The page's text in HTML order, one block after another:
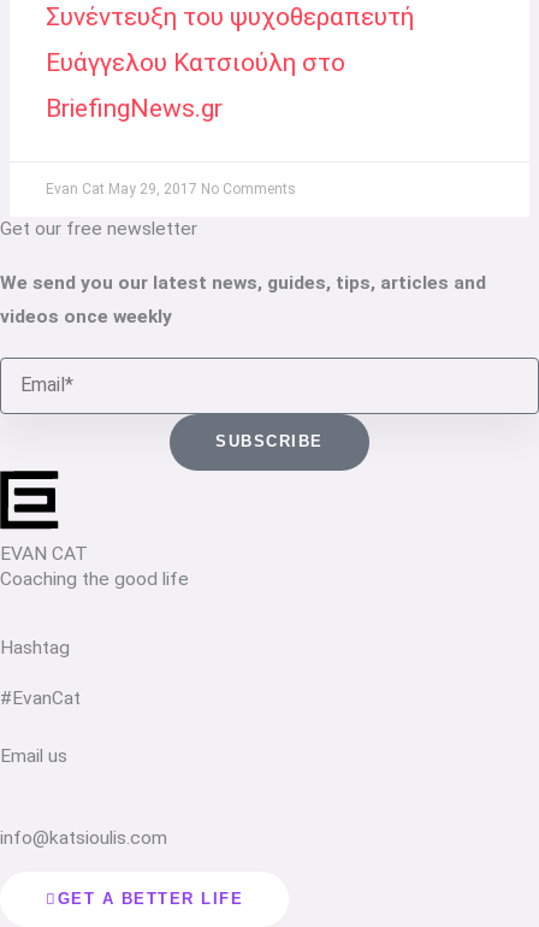
Συνέντευξη του ψυχοθεραπευτή
Ευάγγελου Κατσιούλη στο
BriefingNews.gr
Evan Cat May 29, 2017 No Comments
EVAN CAT
Coaching the good life
Hashtag
#EvanCat
Email us
info@katsioulis.com
GET A BETTER LIFE
Get our free newsletter
We send you our latest news, guides, tips, articles and
videos once weekly
Email
SUBSCRIBE